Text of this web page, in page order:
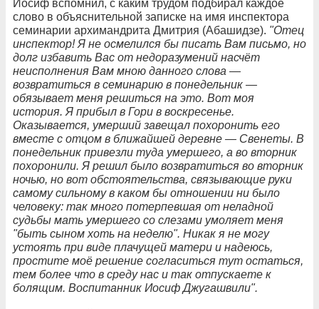
Иосиф вспомнил, с каким трудом подбирал каждое
слово в объяснительной записке на имя инспектора
семинарии архимандрита Дмитрия (Абашидзе). "Отец
инспектор! Я не осмелился бы писать Вам письмо, но
долг избавить Вас от недоразумений насчёт
неисполнения Вам мною данного слова —
возвратиться в семинарию в понедельник —
обязывает меня решиться на это. Вот моя
история. Я прибыл в Гори в воскресенье.
Оказывается, умерший завещал похоронить его
вместе с отцом в ближайшей деревне — Свенеты. В
понедельник привезли туда умершего, а во вторник
похоронили. Я решил было возвратиться во вторник
ночью, но вот обстоятельства, связывающие руки
самому сильному в каком бы отношении ни было
человеку: так много потерпевшая от неладной
судьбы мать умершего со слезами умоляет меня
"быть сыном хоть на неделю". Никак я не могу
устоять при виде плачущей матери и надеюсь,
простите моё решение согласиться тут остаться,
тем более что в среду нас и так отпускаете к
болящим. Воспитанник Иосиф Джугашвили".